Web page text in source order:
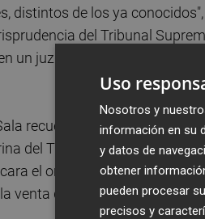
distintos de los ya
del Tribunal
un juzgado distinto "quiebra
recuerda que la causa no
del Tribunal Supremo, sino
el origen de unos fondos
venta de petróleo en el
Uso
Nosotros y
información en su
y datos de
obtener
pueden procesar
precisos y